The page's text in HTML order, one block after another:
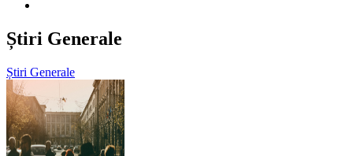
Știri Generale
Știri Generale